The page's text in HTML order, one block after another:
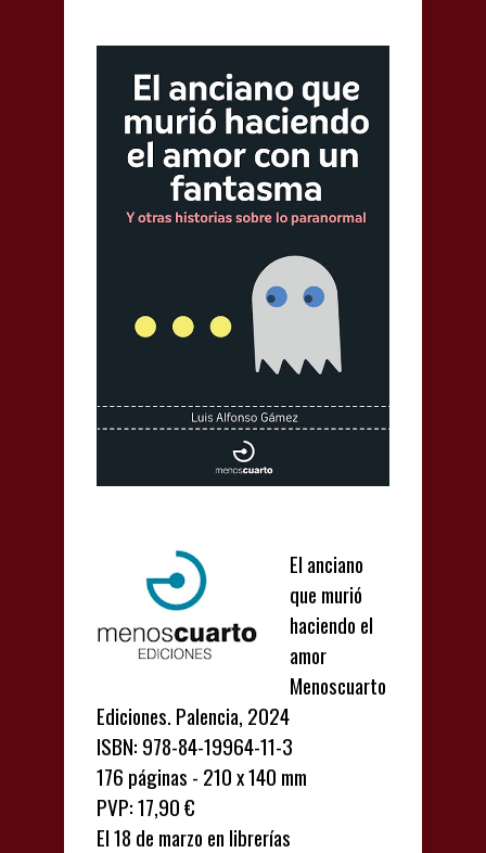
El anciano
que murió
haciendo el
amor
Menoscuarto
Ediciones. Palencia, 2024
ISBN: 978-84-19964-11-3
176 páginas - 210 x 140 mm
PVP: 17,90 €
El 18 de marzo en librerías